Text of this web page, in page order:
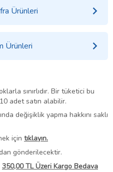
Ürünleri
Ürünleri
sınırlıdır. Bir tüketici bu
adet satın alabilir.
değişiklik yapma hakkını saklı
için tıklayın.
gönderilecektir.
350,00 TL Üzeri Kargo Bedava